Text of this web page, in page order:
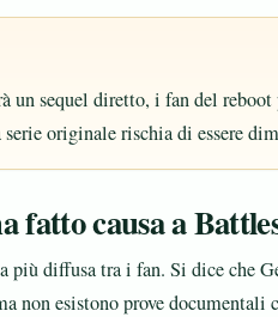
un sequel diretto, i fan del reboot
originale rischia di essere
fatto causa a
più diffusa tra i fan. Si dice che
non esistono prove documentali